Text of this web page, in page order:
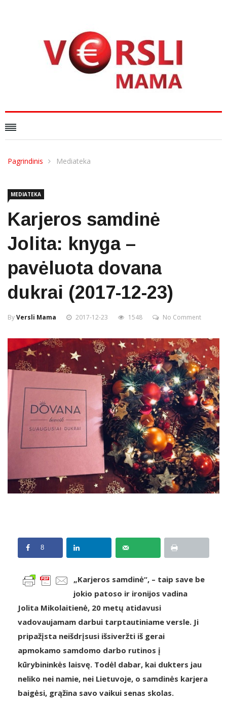
Pagrindinis Mediateka
MEDIATEKA
Karjeros samdinė
Jolita: knyga –
pavėluota dovana
dukrai (2017-12-23)
ByVersli Mama 2017-12-23 1548 No Comment
8
„Karjeros samdinė“, – taip save be
jokio patoso ir ironijos vadina
Jolita Mikolaitienė, 20 metų atidavusi
vadovaujamam darbui tarptautiniame versle. Ji
pripažįsta neišdrįsusi išsiveržti iš gerai
apmokamo samdomo darbo rutinos į
kūrybininkės laisvę. Todėl dabar, kai dukters jau
neliko nei namie, nei Lietuvoje, o samdinės karjera
baigėsi, grąžina savo vaikui senas skolas.